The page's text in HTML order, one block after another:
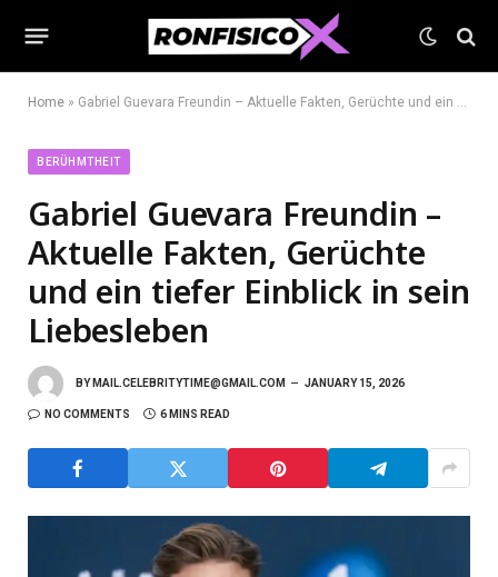
Home » Gabriel Guevara Freundin – Aktuelle Fakten, Gerüchte und ein tiefer Einblick in sein Liebesleben
BERÜHMTHEIT
Gabriel Guevara Freundin –
Aktuelle Fakten, Gerüchte
und ein tiefer Einblick in sein
Liebesleben
BY MAIL.CELEBRITYTIME@GMAIL.COM JANUARY 15, 2026
NO COMMENTS 6 MINS READ